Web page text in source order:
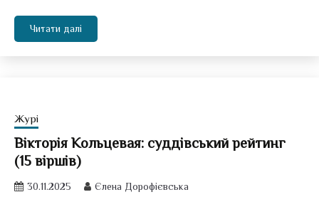
Читати далі
Журі
Вікторія Кольцевая: суддівський рейтинг
(15 віршів)
30.11.2025 Єлена Дорофієвська